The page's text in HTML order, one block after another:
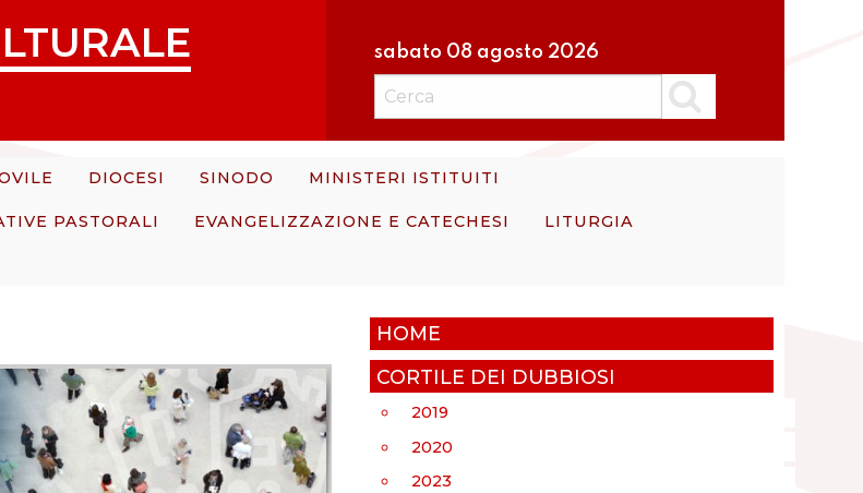
sabato 08 agosto 2026
Cerca
DIOCESI SINODO MINISTERI ISTITUITI
PASTORALI EVANGELIZZAZIONE E CATECHESI LITURGIA
HOME
CORTILE DEI DUBBIOSI
2019
2020
2023